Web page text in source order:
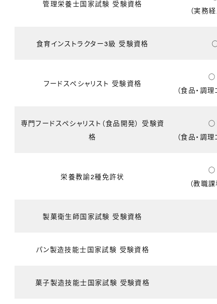
管理栄養士国家試験 受験資格
（実務経
食育インストラクター3級 受験資格
フードスペシャリスト 受験資格
（食品・調
専門フードスペシャリスト（食品開発） 受験資
格
（食品・調
栄養教諭2種免許状
（教職
製菓衛生師国家試験 受験資格
パン製造技能士国家試験 受験資格
菓子製造技能士国家試験 受験資格